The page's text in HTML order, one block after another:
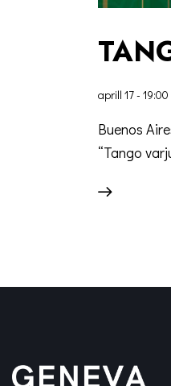
aprill 17 - 19:00
Buenos
“Tango